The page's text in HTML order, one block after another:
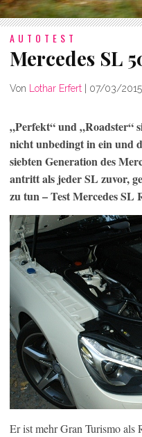
AUTOTEST
Mercedes SL
Von Lothar Erfert | 07/03/2015
„Perfekt“ und „Roadster“
nicht unbedingt in ein und
siebten Generation des
antritt als jeder SL zuvor,
zu tun – Test Mercedes
Er ist mehr Gran Turismo als